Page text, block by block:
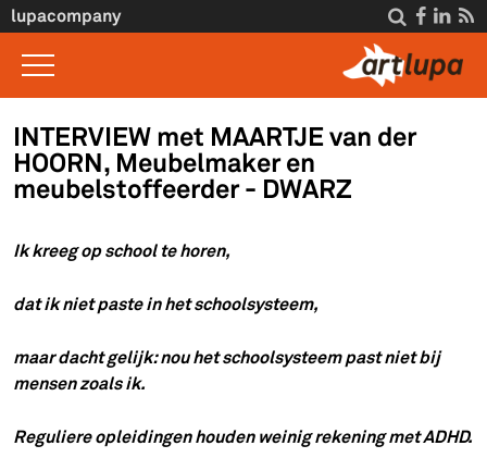
Overslaan en naar de inhoud gaan
lupacompany    
Home
Wat we doen
Interviews
Over ons
Voor klanten
INTERVIEW met MAARTJE van der
HOORN, Meubelmaker en
meubelstoffeerder - DWARZ
Ik kreeg op school te horen,
dat ik niet paste in het schoolsysteem,
maar dacht gelijk: nou het schoolsysteem past niet bij
mensen zoals ik.
Reguliere opleidingen houden weinig rekening met ADHD.